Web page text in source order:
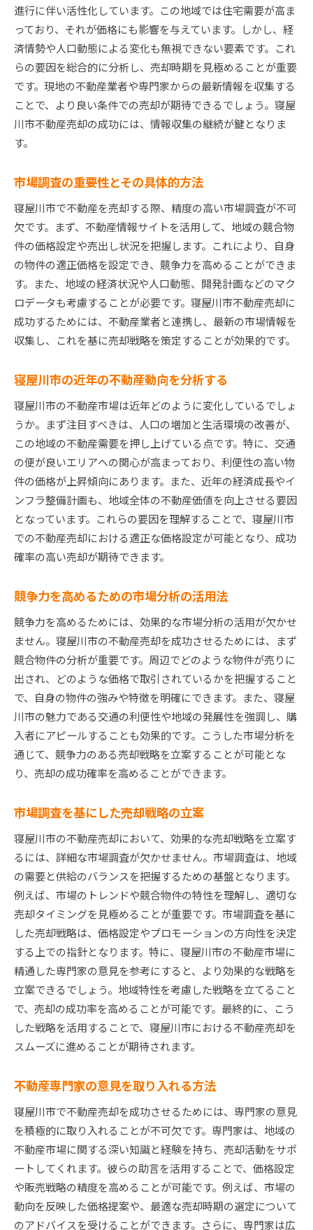
費用を抑えた売却計画の立て方
寝屋川市特有のコスト要因を理解する
効果的な費用見積もりの実践方法
寝屋川市の地域特性を活かして不動産売却を成功さ
せる方法
寝屋川市の地域特性を不動産売却に活かすには
地域特性に基づいたターゲット設定
プロモーション活動に地域特性を反映させる
地域の特色を考慮した物件の価値向上策
賢い不動産売却のために知っておくべき寝屋川市の
手数料の内訳
寝屋川市における不動産売却手数料の種類
手数料の具体的な内訳とその計算方法
手数料を効率的に管理するためのヒント
手数料削減のための交渉テクニック
手数料に関する最新の法規制を確認する
寝屋川市での不動産売却をスムーズに進めるための
交渉のポイント
売却交渉で押さえておくべき基本のステップ
交渉を有利に進めるための心構えとテクニック
寝屋川市での交渉成功事例から学ぶポイント
購買者心理を理解した交渉術
価格交渉をスムーズに進めるための方法
寝屋川市の不動産市場で売却を有利に進めるための
売却に最適な時期を見極めるための方法
季節ごとの売却チャンスを活かす
市場の動向に合わせたタイミングの選択
売却時期による価格変動を理解する
寝屋川市の不動産市場における繁忙期と閑散期
タイミングを見計らった価格設定の方法
不動産売却時に役立つ寝屋川市の最新市場動向をチ
ェック
寝屋川市の不動産市場におけるトレンド分析
市場動向を基にした売却戦略の調整
不動産専門家による最新の市場予測
市場動向を活かした売却の成功事例
市場の変化に対応するための情報収集法
寝屋川市で不動産売却を成功させるための実例と学
び
過去の成功事例から学ぶポイント
寝屋川市での失敗事例に学ぶ回避策
実例から導く効果的な売却戦略
売却成功者が実践した具体的なステップ
成功事例からの教訓とその応用方法
進行に伴い活性化しています。この地域では住宅需要が高ま
っており、それが価格にも影響を与えています。しかし、経
済情勢や人口動態による変化も無視できない要素です。これ
らの要因を総合的に分析し、売却時期を見極めることが重要
です。現地の不動産業者や専門家からの最新情報を収集する
ことで、より良い条件での売却が期待できるでしょう。寝屋
川市不動産売却の成功には、情報収集の継続が鍵となりま
す。
市場調査の重要性とその具体的方法
寝屋川市で不動産を売却する際、精度の高い市場調査が不可
欠です。まず、不動産情報サイトを活用して、地域の競合物
件の価格設定や売出し状況を把握します。これにより、自身
の物件の適正価格を設定でき、競争力を高めることができま
す。また、地域の経済状況や人口動態、開発計画などのマク
ロデータも考慮することが必要です。寝屋川市不動産売却に
成功するためには、不動産業者と連携し、最新の市場情報を
収集し、これを基に売却戦略を策定することが効果的です。
寝屋川市の近年の不動産動向を分析する
寝屋川市の不動産市場は近年どのように変化しているでしょ
うか。まず注目すべきは、人口の増加と生活環境の改善が、
この地域の不動産需要を押し上げている点です。特に、交通
の便が良いエリアへの関心が高まっており、利便性の高い物
件の価格が上昇傾向にあります。また、近年の経済成長やイ
ンフラ整備計画も、地域全体の不動産価値を向上させる要因
となっています。これらの要因を理解することで、寝屋川市
での不動産売却における適正な価格設定が可能となり、成功
確率の高い売却が期待できます。
競争力を高めるための市場分析の活用法
競争力を高めるためには、効果的な市場分析の活用が欠かせ
ません。寝屋川市の不動産売却を成功させるためには、まず
競合物件の分析が重要です。周辺でどのような物件が売りに
出され、どのような価格で取引されているかを把握すること
で、自身の物件の強みや特徴を明確にできます。また、寝屋
川市の魅力である交通の利便性や地域の発展性を強調し、購
入者にアピールすることも効果的です。こうした市場分析を
通じて、競争力のある売却戦略を立案することが可能とな
り、売却の成功確率を高めることができます。
市場調査を基にした売却戦略の立案
寝屋川市の不動産売却において、効果的な売却戦略を立案す
るには、詳細な市場調査が欠かせません。市場調査は、地域
の需要と供給のバランスを把握するための基盤となります。
例えば、市場のトレンドや競合物件の特性を理解し、適切な
売却タイミングを見極めることが重要です。市場調査を基に
した売却戦略は、価格設定やプロモーションの方向性を決定
する上での指針となります。特に、寝屋川市の不動産市場に
精通した専門家の意見を参考にすると、より効果的な戦略を
立案できるでしょう。地域特性を考慮した戦略を立てること
で、売却の成功率を高めることが可能です。最終的に、こう
した戦略を活用することで、寝屋川市における不動産売却を
スムーズに進めることが期待されます。
不動産専門家の意見を取り入れる方法
寝屋川市で不動産売却を成功させるためには、専門家の意見
を積極的に取り入れることが不可欠です。専門家は、地域の
不動産市場に関する深い知識と経験を持ち、売却活動をサポ
ートしてくれます。彼らの助言を活用することで、価格設定
や販売戦略の精度を高めることが可能です。例えば、市場の
動向を反映した価格提案や、最適な売却時期の選定について
のアドバイスを受けることができます。さらに、専門家は広